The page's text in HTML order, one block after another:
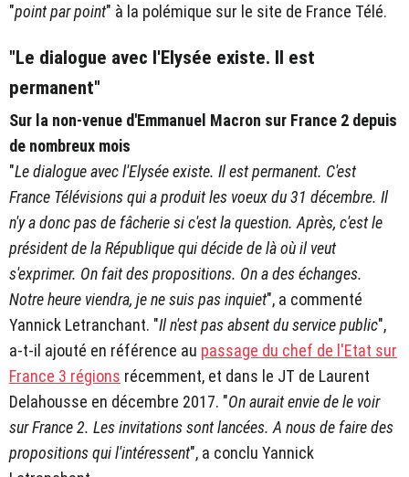
"point par point" à la polémique sur le site de France Télé.
"Le dialogue avec l'Elysée existe. Il est
permanent"
Sur la non-venue d'Emmanuel Macron sur France 2 depuis
de nombreux mois
"Le dialogue avec l'Elysée existe. Il est permanent. C'est
France Télévisions qui a produit les voeux du 31 décembre. Il
n'y a donc pas de fâcherie si c'est la question. Après, c'est le
président de la République qui décide de là où il veut
s'exprimer. On fait des propositions. On a des échanges.
Notre heure viendra, je ne suis pas inquiet", a commenté
Yannick Letranchant. "Il n'est pas absent du service public",
a-t-il ajouté en référence au passage du chef de l'Etat sur
France 3 régions récemment, et dans le JT de Laurent
Delahousse en décembre 2017. "On aurait envie de le voir
sur France 2. Les invitations sont lancées. A nous de faire des
propositions qui l'intéressent", a conclu Yannick